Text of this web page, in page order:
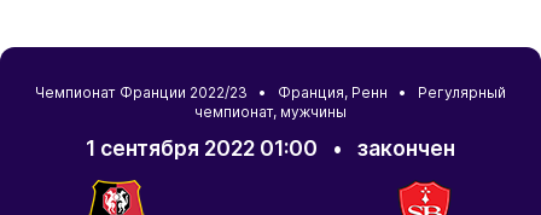
Чемпионат Франции 2022/23 • Франция, Ренн • Регулярный
чемпионат, мужчины
1 сентября 2022 01:00 • закончен